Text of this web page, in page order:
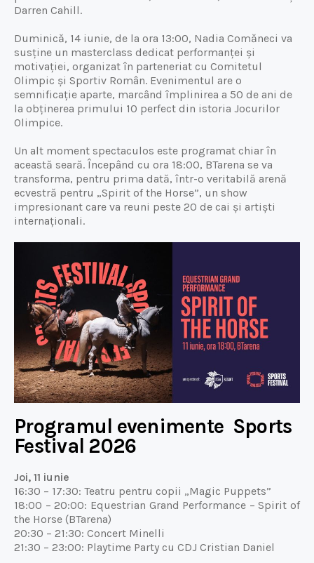
Darren Cahill.
Duminică, 14 iunie, de la ora 13:00, Nadia Comăneci va
susține un masterclass dedicat performanței și
motivației, organizat în parteneriat cu Comitetul
Olimpic și Sportiv Român. Evenimentul are o
semnificație aparte, marcând împlinirea a 50 de ani de
la obținerea primului 10 perfect din istoria Jocurilor
Olimpice.
Un alt moment spectaculos este programat chiar în
această seară. Începând cu ora 18:00, BTarena se va
transforma, pentru prima dată, într-o veritabilă arenă
ecvestră pentru „Spirit of the Horse”, un show
impresionant care va reuni peste 20 de cai și artiști
internaționali.
Programul evenimente Sports
Festival 2026
Joi, 11 iunie
16:30 – 17:30: Teatru pentru copii „Magic Puppets”
18:00 – 20:00: Equestrian Grand Performance – Spirit of
the Horse (BTarena)
20:30 – 21:30: Concert Minelli
21:30 – 23:00: Playtime Party cu CDJ Cristian Daniel